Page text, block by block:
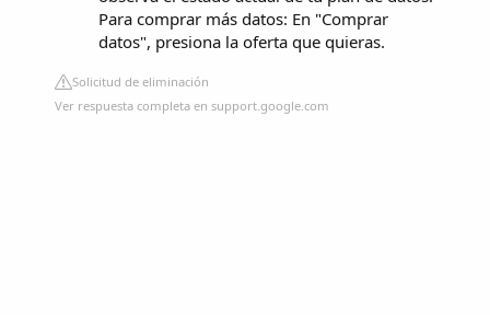
Para comprar más datos: En "Comprar
datos", presiona la oferta que quieras.
Solicitud de eliminación
Ver respuesta completa en support.google.com